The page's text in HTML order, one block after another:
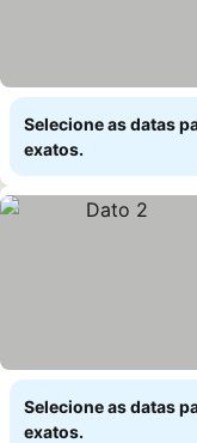
Selecione as datas
exatos.
Selecione as datas
exatos.